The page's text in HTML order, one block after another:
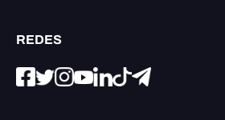
REDES